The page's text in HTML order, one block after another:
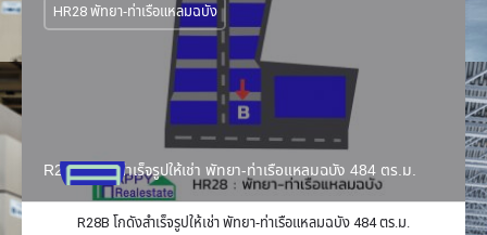
R28B โกดังสำเร็จรูปให้เช่า พัทยา-ท่าเรือแหลมฉบัง 484 ตร.ม.
HR28 พัทยา-ท่าเรือแหลมฉบัง
R28B โกดังสำเร็จรูปให้เช่า พัทยา-ท่าเรือแหลมฉบัง 484 ตร.ม.